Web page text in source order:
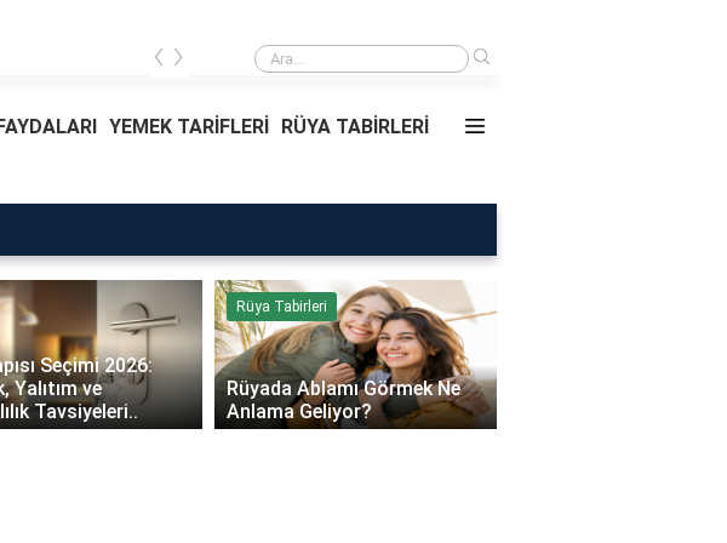
Rüyada Ablamı Görmek Ne Anlama Geliyor?
‹ ›
YEMEK TARİFLERİ RÜYA TABİRLERİ
Seçimi 2026:
Yalıtım ve
Tavsiyeleri..
Rüya Tabirleri
Rüyada Ablamı Görmek Ne
Anlama Geliyor?